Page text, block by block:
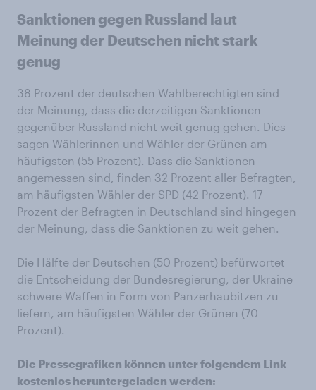
Sanktionen gegen Russland laut
Meinung der Deutschen nicht stark
genug
38 Prozent der deutschen Wahlberechtigten sind
der Meinung, dass die derzeitigen Sanktionen
gegenüber Russland nicht weit genug gehen. Dies
sagen Wählerinnen und Wähler der Grünen am
häufigsten (55 Prozent). Dass die Sanktionen
angemessen sind, finden 32 Prozent aller Befragten,
am häufigsten Wähler der SPD (42 Prozent). 17
Prozent der Befragten in Deutschland sind hingegen
der Meinung, dass die Sanktionen zu weit gehen.
Die Hälfte der Deutschen (50 Prozent) befürwortet
die Entscheidung der Bundesregierung, der Ukraine
schwere Waffen in Form von Panzerhaubitzen zu
liefern, am häufigsten Wähler der Grünen (70
Prozent).
Die Pressegrafiken können unter folgendem Link
kostenlos heruntergeladen werden: